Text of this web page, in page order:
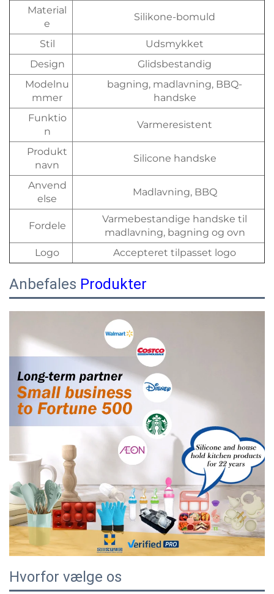
Material
e
Silikone-bomuld
Stil
Udsmykket
Design
Glidsbestandig
Modelnu
mmer
bagning, madlavning, BBQ-
handske
Funktio
n
Varmeresistent
Produkt
navn
Silicone handske
Anvend
else
Madlavning, BBQ
Fordele
Varmebestandige handske til
madlavning, bagning og ovn
Logo
Accepteret tilpasset logo
Anbefales Produkter
Hvorfor vælge os